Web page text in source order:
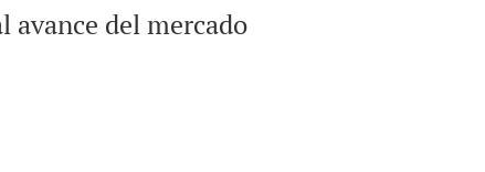
del mercado